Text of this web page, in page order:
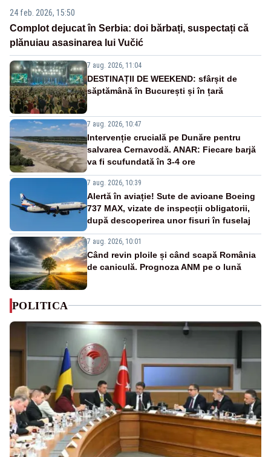
24 feb. 2026, 15:50
Complot dejucat în Serbia: doi bărbați, suspectați că
plănuiau asasinarea lui Vučić
7 aug. 2026, 11:04
DESTINAȚII DE WEEKEND: sfârșit de
săptămână în București și în țară
7 aug. 2026, 10:47
Intervenție crucială pe Dunăre pentru
salvarea Cernavodă. ANAR: Fiecare barjă
va fi scufundată în 3-4 ore
7 aug. 2026, 10:39
Alertă în aviație! Sute de avioane Boeing
737 MAX, vizate de inspecții obligatorii,
după descoperirea unor fisuri în fuselaj
7 aug. 2026, 10:01
Când revin ploile și când scapă România
de caniculă. Prognoza ANM pe o lună
POLITICA